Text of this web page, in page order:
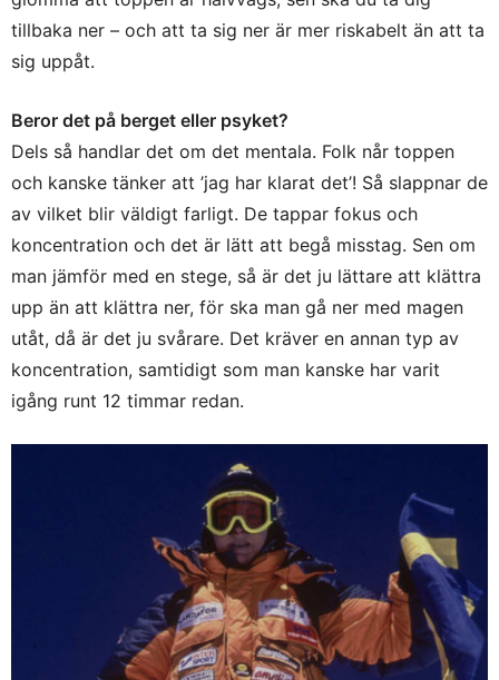
tillbaka ner – och att ta sig ner är mer riskabelt än att ta
sig uppåt.
Beror det på berget eller psyket?
Dels så handlar det om det mentala. Folk når toppen
och kanske tänker att ’jag har klarat det’! Så slappnar de
av vilket blir väldigt farligt. De tappar fokus och
koncentration och det är lätt att begå misstag. Sen om
man jämför med en stege, så är det ju lättare att klättra
upp än att klättra ner, för ska man gå ner med magen
utåt, då är det ju svårare. Det kräver en annan typ av
koncentration, samtidigt som man kanske har varit
igång runt 12 timmar redan.